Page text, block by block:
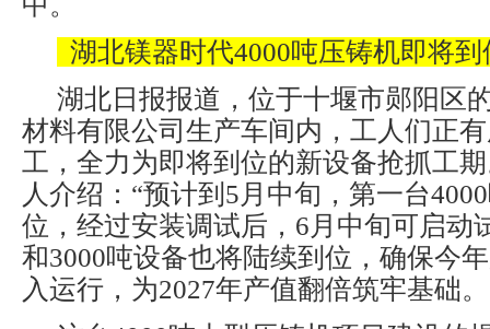
湖北镁器时代4000吨压铸机即将到
湖北日报报道，位于十堰市郧阳区
材料有限公司生产车间内，工人们正
工，全力为即将到位的新设备抢抓工
人介绍：“预计到5月中旬，第一台
位，经过安装调试后，6月中旬可启动
和3000吨设备也将陆续到位，确保今
入运行，为2027年产值翻倍筑牢基础